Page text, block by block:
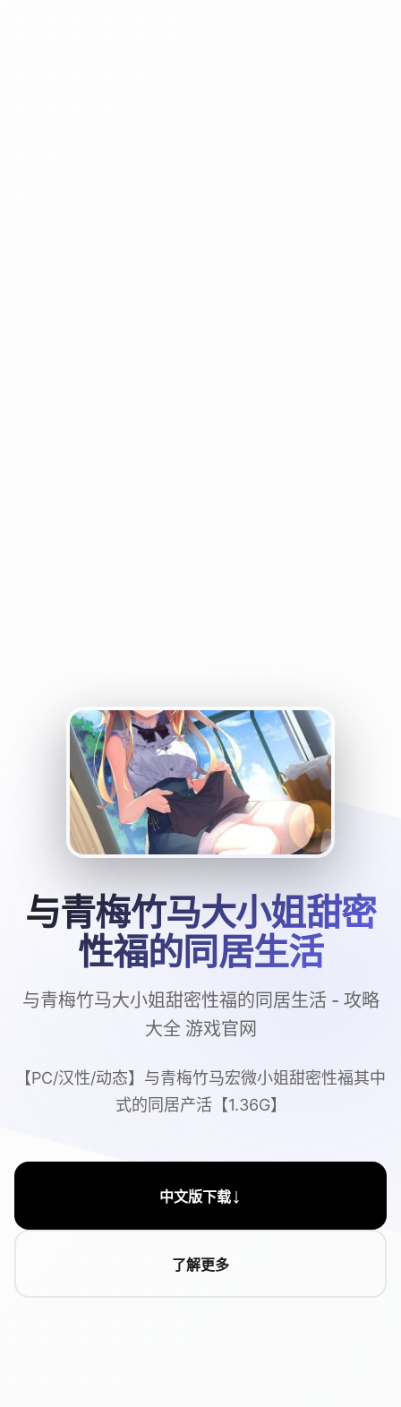
与青梅竹马大小姐甜密
性福的同居生活
与青梅竹马大小姐甜密性福的同居生活 - 攻略
大全 游戏官网
【PC/汉性/动态】与青梅竹马宏微小姐甜密性福其中
式的同居产活【1.36G】
中文版下载↓
了解更多